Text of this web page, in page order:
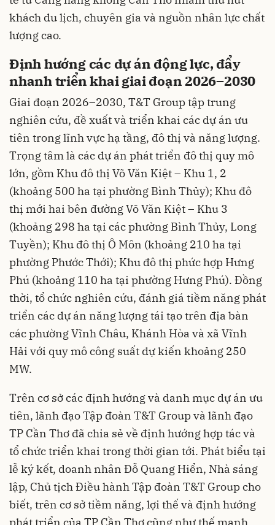
khách du lịch, chuyên gia và nguồn nhân lực chất
lượng cao.
Định hướng các dự án động lực, đẩy
nhanh triển khai giai đoạn 2026–2030
Giai đoạn 2026–2030, T&T Group tập trung
nghiên cứu, đề xuất và triển khai các dự án ưu
tiên trong lĩnh vực hạ tầng, đô thị và năng lượng.
Trọng tâm là các dự án phát triển đô thị quy mô
lớn, gồm Khu đô thị Võ Văn Kiệt – Khu 1, 2
(khoảng 500 ha tại phường Bình Thủy); Khu đô
thị mới hai bên đường Võ Văn Kiệt – Khu 3
(khoảng 298 ha tại các phường Bình Thủy, Long
Tuyền); Khu đô thị Ô Môn (khoảng 210 ha tại
phường Phước Thới); Khu đô thị phức hợp Hưng
Phú (khoảng 110 ha tại phường Hưng Phú). Đồng
thời, tổ chức nghiên cứu, đánh giá tiềm năng phát
triển các dự án năng lượng tái tạo trên địa bàn
các phường Vĩnh Châu, Khánh Hòa và xã Vĩnh
Hải với quy mô công suất dự kiến khoảng 250
MW.
Trên cơ sở các định hướng và danh mục dự án ưu
tiên, lãnh đạo Tập đoàn T&T Group và lãnh đạo
TP Cần Thơ đã chia sẻ về định hướng hợp tác và
tổ chức triển khai trong thời gian tới. Phát biểu tại
lễ ký kết, doanh nhân Đỗ Quang Hiển, Nhà sáng
lập, Chủ tịch Điều hành Tập đoàn T&T Group cho
biết, trên cơ sở tiềm năng, lợi thế và định hướng
phát triển của TP Cần Thơ cũng như thế mạnh